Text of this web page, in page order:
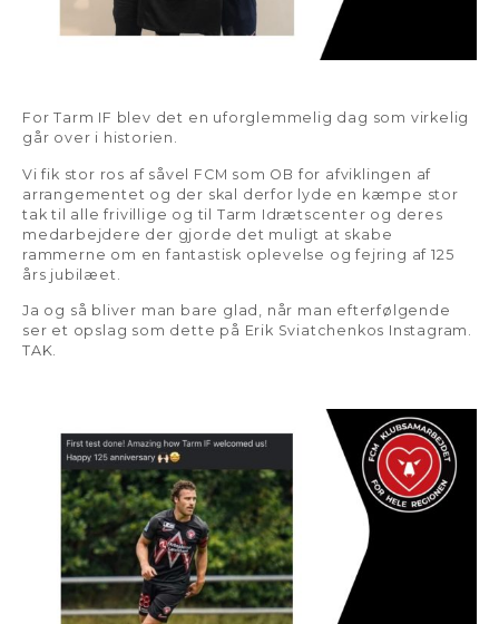
For Tarm IF blev det en uforglemmelig dag som virkelig
går over i historien.
Vi fik stor ros af såvel FCM som OB for afviklingen af
arrangementet og der skal derfor lyde en kæmpe stor
tak til alle frivillige og til Tarm Idrætscenter og deres
medarbejdere der gjorde det muligt at skabe
rammerne om en fantastisk oplevelse og fejring af 125
års jubilæet.
Ja og så bliver man bare glad, når man efterfølgende
ser et opslag som dette på Erik Sviatchenkos Instagram.
TAK.